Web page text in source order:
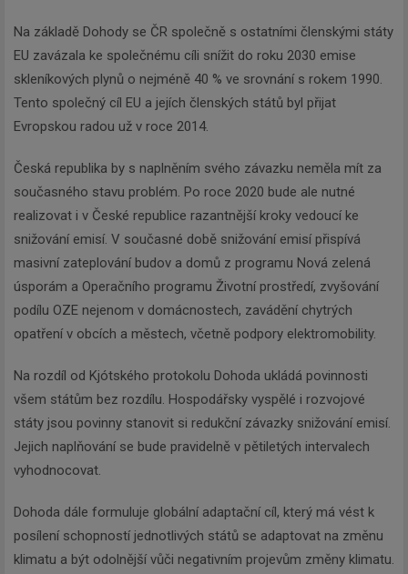
Na základě Dohody se ČR společně s ostatními členskými státy
EU zavázala ke společnému cíli snížit do roku 2030 emise
skleníkových plynů o nejméně 40 % ve srovnání s rokem 1990.
Tento společný cíl EU a jejích členských států byl přijat
Evropskou radou už v roce 2014.
Česká republika by s naplněním svého závazku neměla mít za
současného stavu problém. Po roce 2020 bude ale nutné
realizovat i v České republice razantnější kroky vedoucí ke
snižování emisí. V současné době snižování emisí přispívá
masivní zateplování budov a domů z programu Nová zelená
úsporám a Operačního programu Životní prostředí, zvyšování
podílu OZE nejenom v domácnostech, zavádění chytrých
opatření v obcích a městech, včetně podpory elektromobility.
Na rozdíl od Kjótského protokolu Dohoda ukládá povinnosti
všem státům bez rozdílu. Hospodářsky vyspělé i rozvojové
státy jsou povinny stanovit si redukční závazky snižování emisí.
Jejich naplňování se bude pravidelně v pětiletých intervalech
vyhodnocovat.
Dohoda dále formuluje globální adaptační cíl, který má vést k
posílení schopností jednotlivých států se adaptovat na změnu
klimatu a být odolnější vůči negativním projevům změny klimatu.
Newsletter
Zadejte váš email a my Vám
budeme zasílat ty nejdůležitější
informace, maximálně 1x týdně.
Odebírat